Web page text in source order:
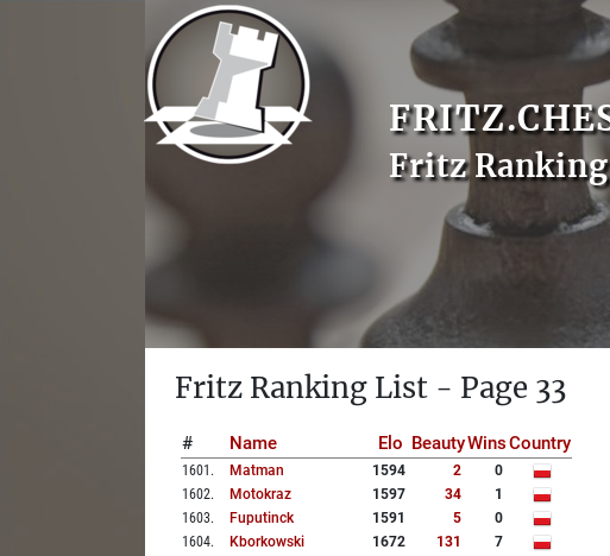
Fritz
Fritz Ranking List - Page 33
# Name Elo BeautyWinsCountry
1601 . Matman 1594 2
0
1602. Motokraz 1597 34
1
1603. Fuputinck 1591 5
0
1604. Kborkowski 1672 131
7